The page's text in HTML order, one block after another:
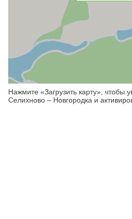
Нажмите «Загрузить карту», чтобы
Селихново – Новгородка и